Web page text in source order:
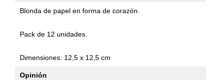
Blonda de papel en forma de corazón.
Pack de 12 unidades.
Dimensiones: 12,5 x 12,5 cm
Opinión